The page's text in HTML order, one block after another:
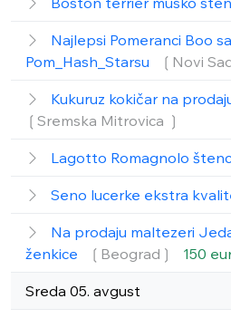
Najlepsi Pomeranci Boo
Pom_Hash_Starsu
❲Novi
Kukuruz kokičar na
❲Sremska Mitrovica ❳
Lagotto Romagnolo
Seno lucerke ekstra
Na prodaju maltezeri
ženkice
❲Beograd❳ 150
Sreda 05. avgust